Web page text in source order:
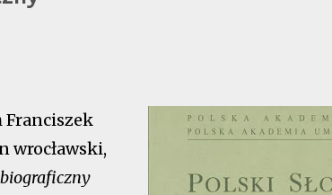
Franciszek
wrocławski,